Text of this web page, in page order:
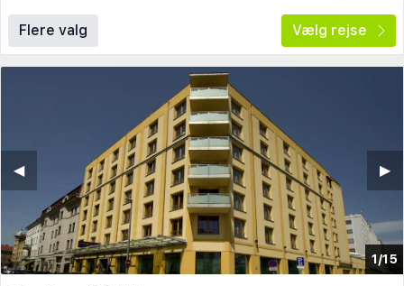
Flere valg Vælg rejse
1/15
▶︎
◀︎